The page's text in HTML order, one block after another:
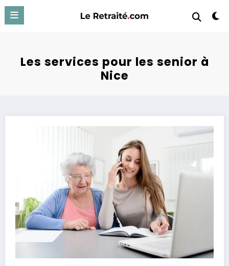
Aller
contenu
Les services pour les senior à
Nice